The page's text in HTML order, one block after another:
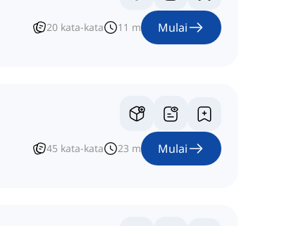
20 kata-kata 11 m Mulai
45 kata-kata 23 m Mulai